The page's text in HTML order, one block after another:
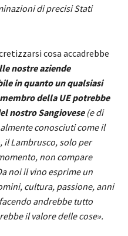
di precisi Stati
cosa accadrebbe
nostre aziende
in quanto un qualsiasi
della UE potrebbe
nostro Sangiovese(e di
conosciuti come il
il Lambrusco, solo per
non compare
noi il vino esprime un
cultura, passione, anni
andrebbe tutto
il valore delle cose».